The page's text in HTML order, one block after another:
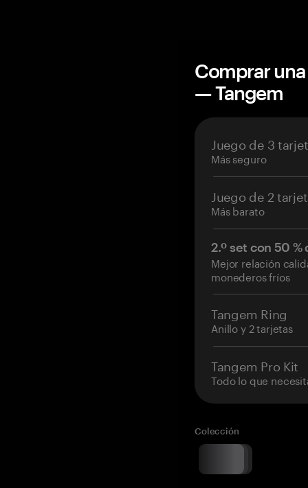
Comprar
— Tangem
Juego de 3
Más seguro
Juego de 2
Más barato
2.º set con 50
Mejor relación
monederos fríos
Tangem Ring
Anillo y 2 tarjetas
Tangem Pro Kit
Todo lo que
Colección